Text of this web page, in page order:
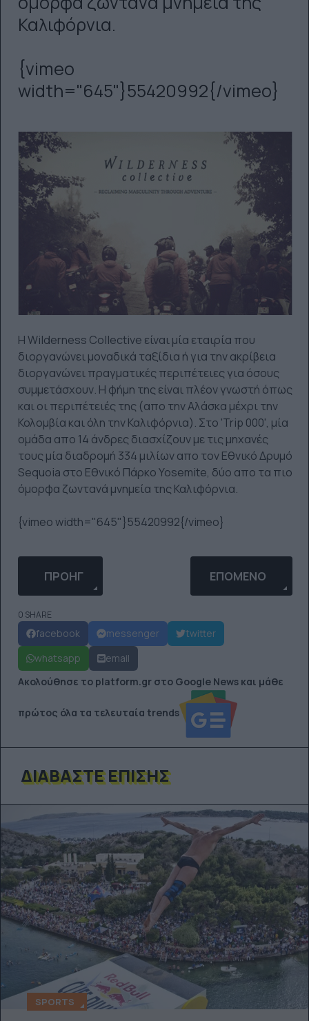
Καλιφόρνια.
{vimeo
width="645"}55420992{/vimeo}
H Wilderness Collective είναι μία εταιρία που
διοργανώνει μοναδικά ταξίδια ή για την ακρίβεια
διοργανώνει πραγματικές περιπέτειες για όσους
συμμετάσχουν. Η φήμη της είναι πλέον γνωστή όπως
και οι περιπέτειές της (απο την Αλάσκα μέχρι την
Κολομβία και όλη την Καλιφόρνια). Στο 'Trip 000', μία
ομάδα απο 14 άνδρες διασχίζουν με τις μηχανές
τους μία διαδρομή 334 μιλίων απο τον Εθνικό Δρυμό
Sequoia στο Εθνικό Πάρκο Yosemite, δύο απο τα πιο
όμορφα ζωντανά μνημεία της Καλιφόρνια.
{vimeo width="645"}55420992{/vimeo}
ΠΡΟΗΓΟΎΜΕΝΟ ΆΡΘΡΟ: 'EXPLORERS' : ΝΈΑ
ΠΡΟΗΓ ΕΠΌΜΕΝΟ ΆΡΘΡΟ:
ΕΠΌΜΕΝΟ
0 SHARE
facebook messenger
twitter
whatsapp
email
Ακολούθησε το platform.gr στο Google News και μάθε
πρώτος όλα τα τελευταία trends
ΔΙΑΒΆΣΤΕ ΕΠΊΣΗΣ
SPORTS